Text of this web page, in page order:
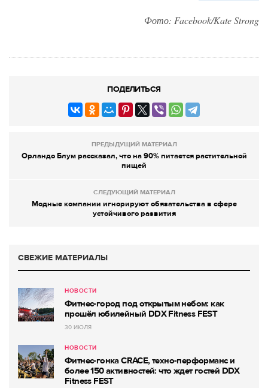
Фото: Facebook/Kate Strong
ПОДЕЛИТЬСЯ
ПРЕДЫДУЩИЙ МАТЕРИАЛ
Орландо Блум рассказал, что на 90% питается растительной
пищей
СЛЕДУЮЩИЙ МАТЕРИАЛ
Модные компании игнорируют обязательства в сфере
устойчивого развития
СВЕЖИЕ МАТЕРИАЛЫ
НОВОСТИ
Фитнес-город под открытым небом: как
прошёл юбилейный DDX Fitness FEST
30 ИЮЛЯ
НОВОСТИ
Фитнес-гонка CRACE, техно-перформанс и
более 150 активностей: что ждет гостей DDX
Fitness FEST